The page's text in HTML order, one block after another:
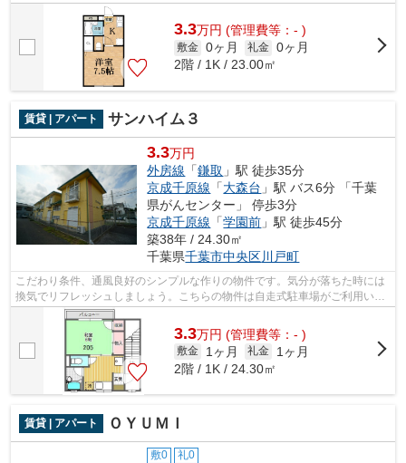
3.3万円 (管理費等：- )
敷金 0ヶ月 礼金 0ヶ月
2階 / 1K / 23.00㎡
賃貸 | アパート サンハイム３
3.3万円
外房線 「鎌取 」駅 徒歩35分
京成千原線 「大森台 」駅 バス6分 「千葉
県がんセンター」 停歩3分
京成千原線 「学園前 」駅 徒歩45分
築38年 / 24.30㎡
千葉県千葉市中央区川戸町
こだわり条件、通風良好のシンプルな作りの物件です。気分が落ちた時には
換気でリフレッシュしましょう。こちらの物件は自走式駐車場がご利用いた
だけます。こちらの物件はアパートで...
3.3万円 (管理費等：- )
敷金 1ヶ月 礼金
1ヶ月
2階 / 1K / 24.30㎡
賃貸 | アパート ＯＹＵＭＩ
敷0 礼0